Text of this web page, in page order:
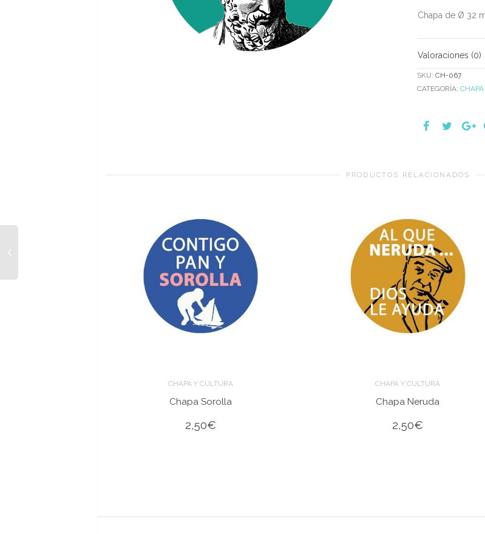
Chapa de Ø 32
Valoraciones (0)
SKU: CH-067
CATEGORÍA:
PRODUCTOS RELACIONADOS
CHAPA Y CULTURA
Chapa Sorolla
2,50€
CHAPA Y CULTURA
Chapa Neruda
2,50€